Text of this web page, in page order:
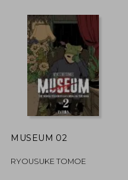
MUSEUM 02
RYOUSUKE TOMOE